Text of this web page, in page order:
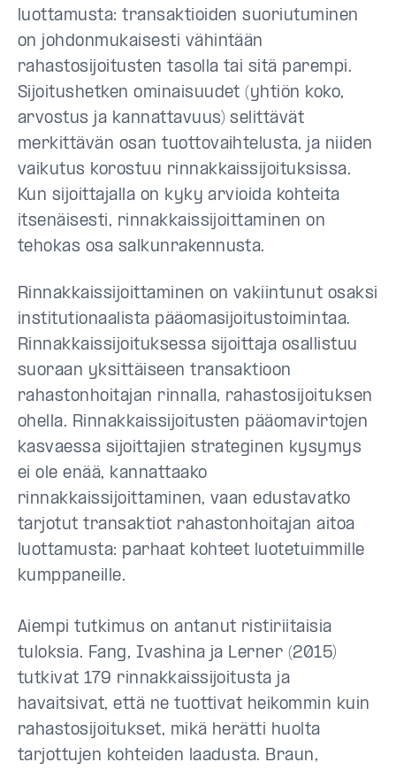
luottamusta: transaktioiden suoriutuminen
on johdonmukaisesti vähintään
rahastosijoitusten tasolla tai sitä parempi.
Sijoitushetken ominaisuudet (yhtiön koko,
arvostus ja kannattavuus) selittävät
merkittävän osan tuottovaihtelusta, ja niiden
vaikutus korostuu rinnakkaissijoituksissa.
Kun sijoittajalla on kyky arvioida kohteita
itsenäisesti, rinnakkaissijoittaminen on
tehokas osa salkunrakennusta.
Rinnakkaissijoittaminen on vakiintunut osaksi
institutionaalista pääomasijoitustoimintaa.
Rinnakkaissijoituksessa sijoittaja osallistuu
suoraan yksittäiseen transaktioon
rahastonhoitajan rinnalla, rahastosijoituksen
ohella. Rinnakkaissijoitusten pääomavirtojen
kasvaessa sijoittajien strateginen kysymys
ei ole enää, kannattaako
rinnakkaissijoittaminen, vaan edustavatko
tarjotut transaktiot rahastonhoitajan aitoa
luottamusta: parhaat kohteet luotetuimmille
kumppaneille.
Aiempi tutkimus on antanut ristiriitaisia
tuloksia. Fang, Ivashina ja Lerner (2015)
tutkivat 179 rinnakkaissijoitusta ja
havaitsivat, että ne tuottivat heikommin kuin
rahastosijoitukset, mikä herätti huolta
tarjottujen kohteiden laadusta. Braun,